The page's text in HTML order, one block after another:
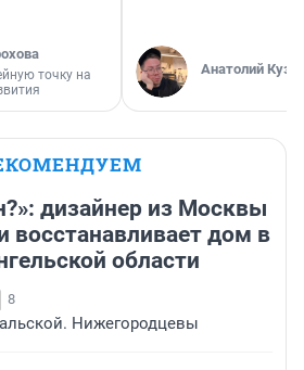
точку на
Анатолий
дизайнер из Москвы
восстанавливает дом в
области
8
Нижегородцевы